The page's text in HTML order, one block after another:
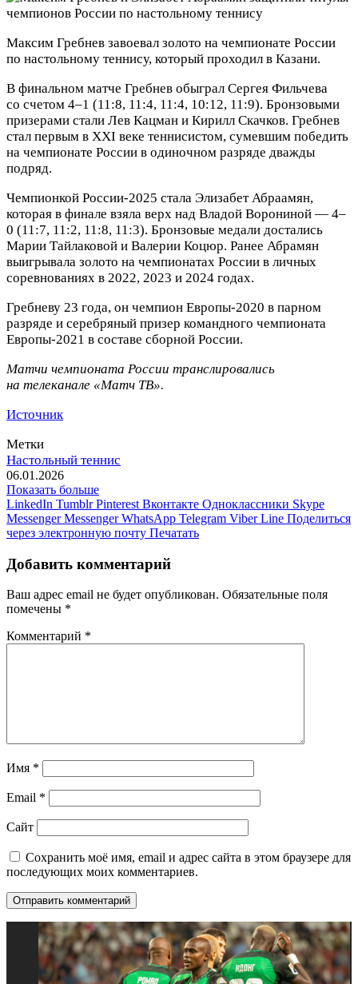
Максим Гребнев завоевал золото на чемпионате России
по настольному теннису, который проходил в Казани.
В финальном матче Гребнев обыграл Сергея Фильчева
со счетом 4–1 (11:8, 11:4, 11:4, 10:12, 11:9). Бронзовыми
призерами стали Лев Кацман и Кирилл Скачков. Гребнев
стал первым в XXI веке теннисистом, сумевшим победить
на чемпионате России в одиночном разряде дважды
подряд.
Чемпионкой России‑2025 стала Элизабет Абраамян,
которая в финале взяла верх над Владой Ворониной — 4–
0 (11:7, 11:2, 11:8, 11:3). Бронзовые медали достались
Марии Тайлаковой и Валерии Коцюр. Ранее Абрамян
выигрывала золото на чемпионатах России в личных
соревнованиях в 2022, 2023 и 2024 годах.
Гребневу 23 года, он чемпион Европы‑2020 в парном
разряде и серебряный призер командного чемпионата
Европы‑2021 в составе сборной России.
Матчи чемпионата России транслировались
на телеканале «Матч ТВ».
Источник
Метки
Настольный теннис
06.01.2026
Показать больше
LinkedIn Tumblr Pinterest Вконтакте Одноклассники Skype
Messenger Messenger WhatsApp Telegram Viber Line Поделиться
через электронную почту Печатать
Добавить комментарий
Ваш адрес email не будет опубликован. Обязательные поля
помечены *
Комментарий *
Имя *
Email *
Сайт
Сохранить моё имя, email и адрес сайта в этом браузере для
последующих моих комментариев.